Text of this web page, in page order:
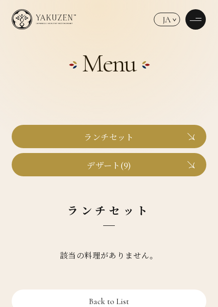
JA
Menu
ランチセット
デザート(9)
ランチセット
該当の料理がありません。
Back to List